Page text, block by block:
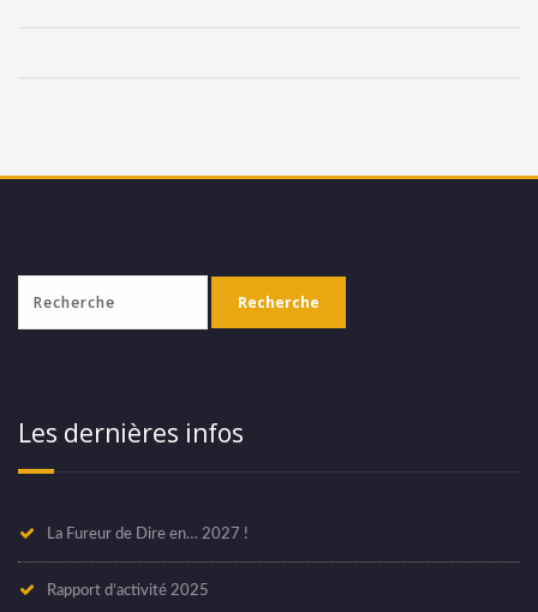
Les dernières infos
La Fureur de Dire en… 2027 !
Rapport d’activité 2025